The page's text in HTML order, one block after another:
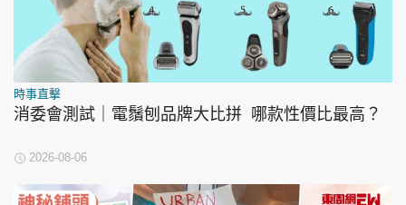
時事直擊
消委會測試｜電鬚刨品牌大比拼 哪款性價比最高？
2026-08-06